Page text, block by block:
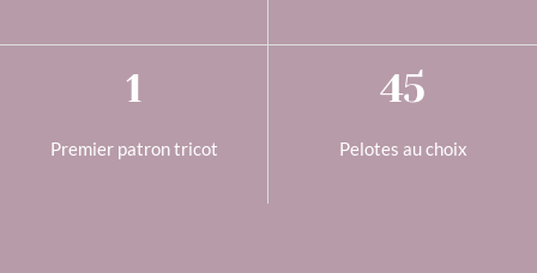
1
Premier patron tricot
45
Pelotes au choix